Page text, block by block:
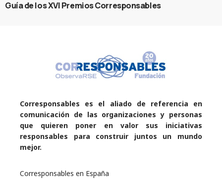
Guía de los XVI Premios Corresponsables
Corresponsables es el aliado de referencia en
comunicación de las organizaciones y personas
que quieren poner en valor sus iniciativas
responsables para construir juntos un mundo
mejor.
Corresponsables en España